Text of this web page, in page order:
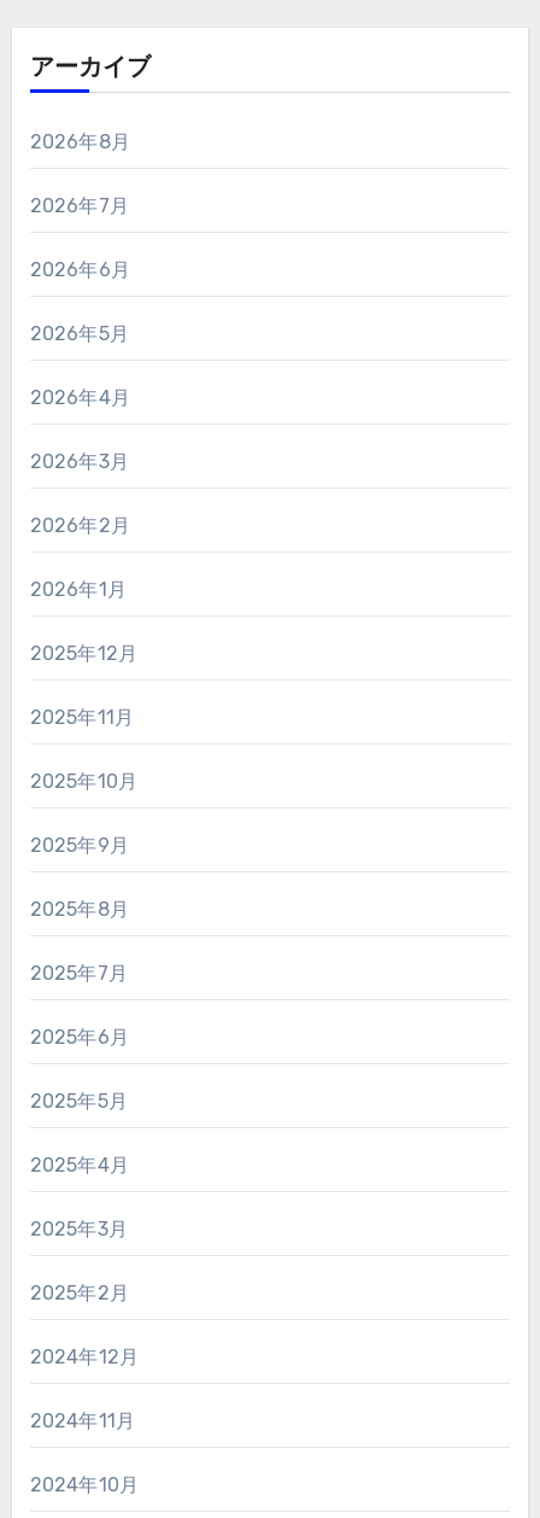
アーカイブ
2026年8月
2026年7月
2026年6月
2026年5月
2026年4月
2026年3月
2026年2月
2026年1月
2025年12月
2025年11月
2025年10月
2025年9月
2025年8月
2025年7月
2025年6月
2025年5月
2025年4月
2025年3月
2025年2月
2024年12月
2024年11月
2024年10月